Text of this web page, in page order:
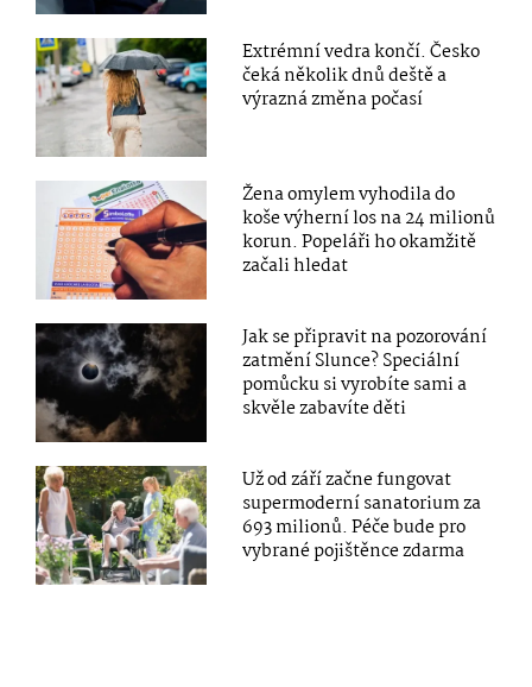
Extrémní vedra končí. Česko
čeká několik dnů deště a
výrazná změna počasí
Žena omylem vyhodila do
koše výherní los na 24 milionů
korun. Popeláři ho okamžitě
začali hledat
Jak se připravit na pozorování
zatmění Slunce? Speciální
pomůcku si vyrobíte sami a
skvěle zabavíte děti
Už od září začne fungovat
supermoderní sanatorium za
693 milionů. Péče bude pro
vybrané pojištěnce zdarma